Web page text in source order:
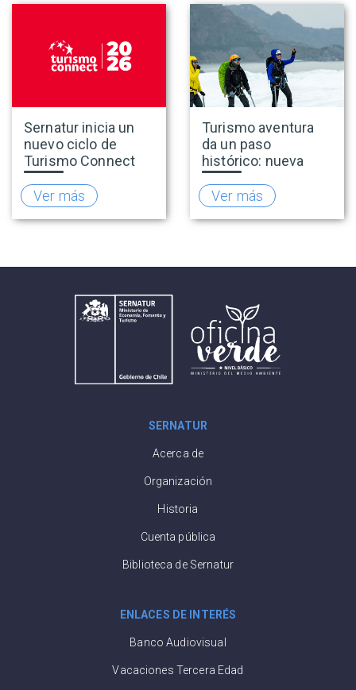
del sector
Sernatur inicia un
nuevo ciclo de
Turismo Connect
para fortalecer la
inteligencia de
mercado de la
industria turística
Ver más
Turismo aventura
da un paso
histórico: nueva
normativa incorpora
el salto bungee y
refuerza
estándares de
Ver más
SERNATUR
Acerca de
Organización
Historia
Cuenta pública
Biblioteca de Sernatur
ENLACES DE INTERÉS
Banco Audiovisual
Vacaciones Tercera Edad